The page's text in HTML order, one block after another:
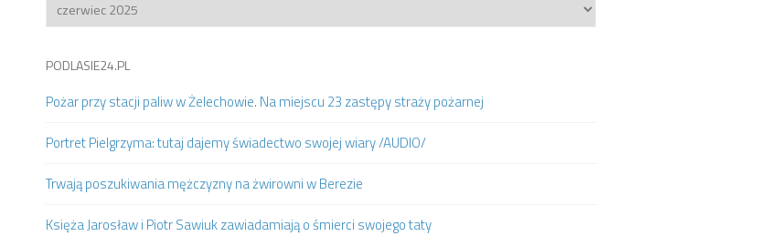
PODLASIE24.PL
Pożar przy stacji paliw w Żelechowie. Na miejscu 23 zastępy straży pożarnej
Portret Pielgrzyma: tutaj dajemy świadectwo swojej wiary /AUDIO/
Trwają poszukiwania mężczyzny na żwirowni w Berezie
Księża Jarosław i Piotr Sawiuk zawiadamiają o śmierci swojego taty